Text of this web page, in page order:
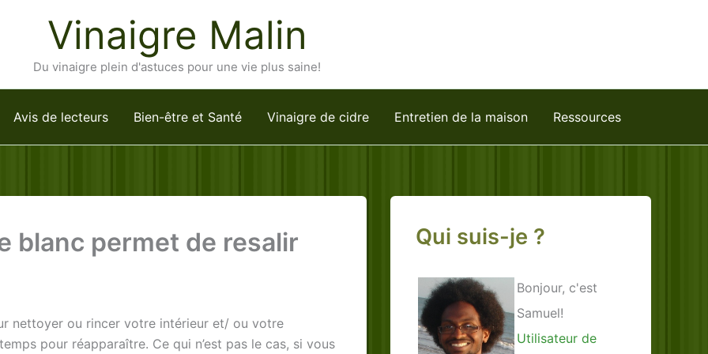
Vinaigre Malin
Du vinaigre plein d'astuces pour une vie plus saine!
Avis de lecteurs Bien-être et Santé Vinaigre de cidre Entretien de la maison Ressources
blanc permet de resalir
nettoyer ou rincer votre intérieur et/ ou votre
pour réapparaître. Ce qui n’est pas le cas, si vous
Qui suis-je ?
Bonjour, c'est
Samuel!
Utilisateur de